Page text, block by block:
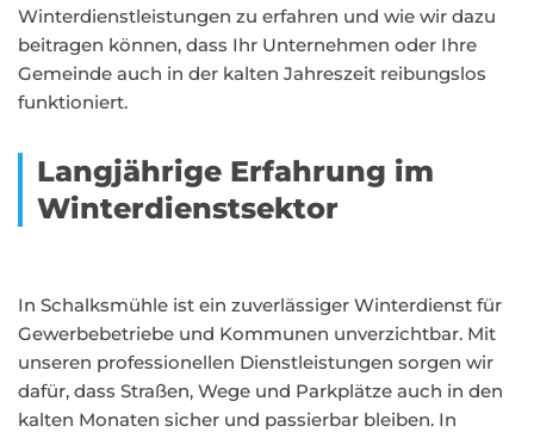
Winterdienstleistungen zu erfahren und wie wir dazu
beitragen können, dass Ihr Unternehmen oder Ihre
Gemeinde auch in der kalten Jahreszeit reibungslos
funktioniert.
Langjährige Erfahrung im
Winterdienstsektor
In Schalksmühle ist ein zuverlässiger Winterdienst für
Gewerbebetriebe und Kommunen unverzichtbar. Mit
unseren professionellen Dienstleistungen sorgen wir
dafür, dass Straßen, Wege und Parkplätze auch in den
kalten Monaten sicher und passierbar bleiben. In